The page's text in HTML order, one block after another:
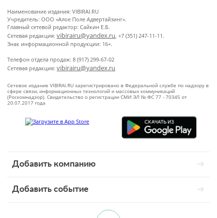
Наименование издания: VIBIRAI.RU
Учредитель: ООО «Алое Поле Адвертайзинг».
Главный сетевой редактор: Сайкин Е.Б.
Сетевая редакция: vibirairu@yandex.ru, +7 (351) 247-11-11.
Знак информационной продукции: 16+.
Телефон отдела продаж: 8 (917) 299-67-02
Сетевая редакция: vibirairu@yandex.ru
Сетевое издание VIBIRAI.RU зарегистрировано в Федеральной службе по надзору в
сфере связи, информационных технологий и массовых коммуникаций
(Роскомнадзор). Свидетельство о регистрации СМИ ЭЛ № ФС 77 - 70345 от
20.07.2017 года
Добавить компанию
Добавить событие